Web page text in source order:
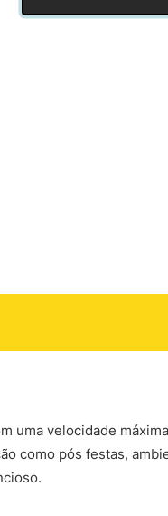
uma velocidade
como pós festas,